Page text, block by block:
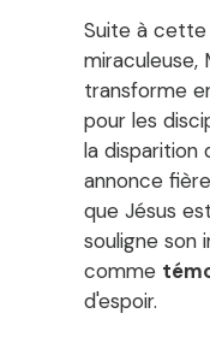
Suite à
miraculeuse,
transforme
pour les
la disparition
annonce
que Jésus
souligne son
comme
d'espoir.